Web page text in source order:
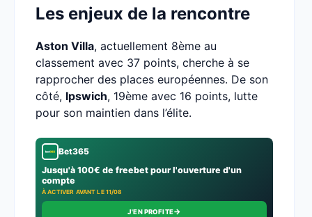
Les enjeux de la rencontre
Aston Villa, actuellement 8ème au
classement avec 37 points, cherche à se
rapprocher des places européennes. De son
côté, Ipswich, 19ème avec 16 points, lutte
pour son maintien dans l’élite.
Bet365
Jusqu'à 100€ de freebet pour l'ouverture d'un
compte
À ACTIVER AVANT LE 11/08
J'EN PROFITE→